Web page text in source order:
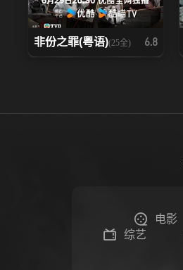
非份之罪(粤语)(25全) 6.8
电影
综艺